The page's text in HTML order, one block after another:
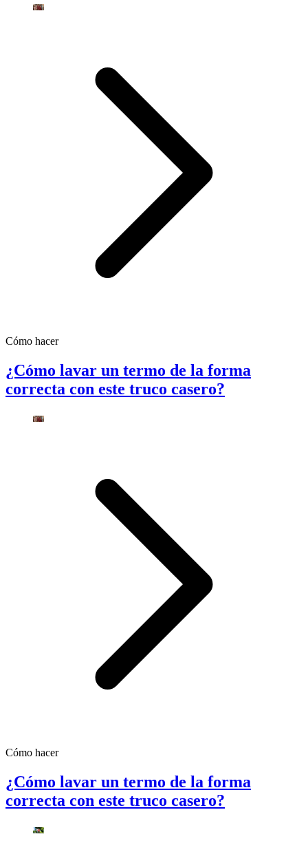
Cómo hacer
¿Cómo lavar un termo de la forma
correcta con este truco casero?
Cómo hacer
¿Cómo lavar un termo de la forma
correcta con este truco casero?